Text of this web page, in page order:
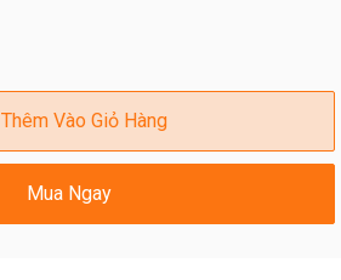
Thêm Vào Giỏ Hàng
Mua Ngay